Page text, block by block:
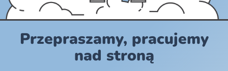
Przepraszamy, pracujemy
nad stroną